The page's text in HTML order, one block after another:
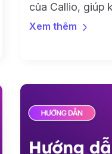
của Callio, giúp
thoại từ mọi
Xem thêm